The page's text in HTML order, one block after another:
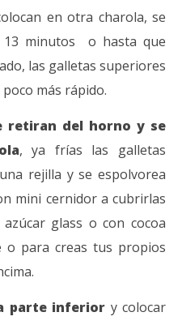
en otra charola, se
minutos o hasta que
las galletas superiores
más rápido.
retiran del horno y se
, ya frías las galletas
rejilla y se espolvorea
mini cernidor a cubrirlas
glass o con cocoa
o para creas tus propios
parte inferior y colocar